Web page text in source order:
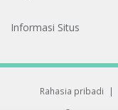
Informasi Situs
Rahasia pribadi |